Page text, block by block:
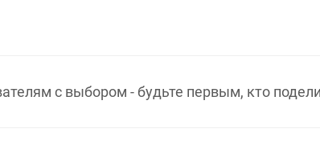
с выбором - будьте первым, кто